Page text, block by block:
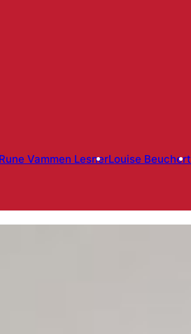
Rune Vammen LesnerLouise Beuchert